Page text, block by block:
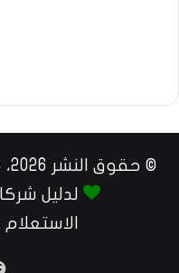
© حقوق النشر 2026، جميع الحقوق محفوظة |
لدليل